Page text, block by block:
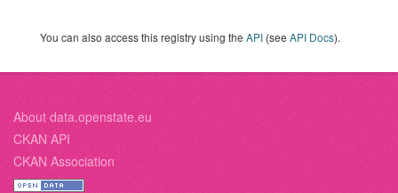
You can also access this registry using the API (see API Docs).
About data.openstate.eu
CKAN API
CKAN Association